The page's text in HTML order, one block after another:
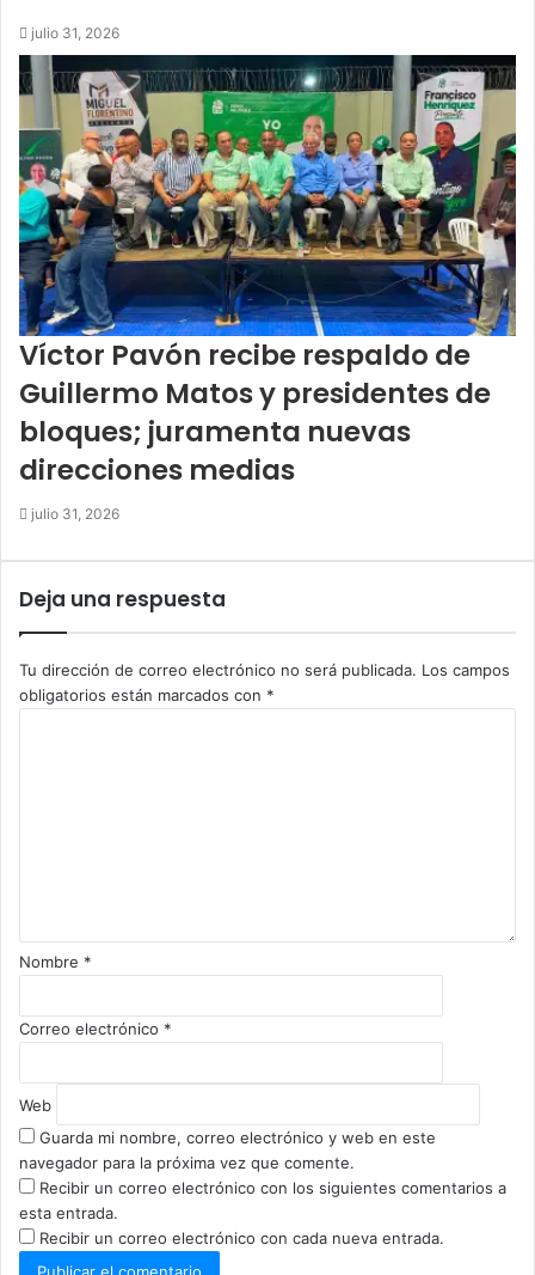
julio 31, 2026
Víctor Pavón recibe respaldo de
Guillermo Matos y presidentes de
bloques; juramenta nuevas
direcciones medias
julio 31, 2026
Deja una respuesta
Tu dirección de correo electrónico no será publicada. Los campos
obligatorios están marcados con *
o
*
Nombre *
Correo electrónico *
Web
Guarda mi nombre, correo electrónico y web en este
navegador para la próxima vez que comente.
Recibir un correo electrónico con los siguientes comentarios a
esta entrada.
Recibir un correo electrónico con cada nueva entrada.